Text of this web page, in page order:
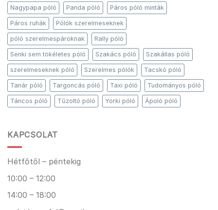
Nagypapa póló Panda póló Páros póló minták
Páros ruhák Pólók szerelmeseknek
póló szerelmespároknak Rally póló
Senki sem tökéletes póló Szakács póló Szakállas póló
szerelmeseknek póló Szerelmes pólók Tacskó póló
Tanár póló Targoncás póló Taxi póló Tudományos póló
Táncos póló Tűzoltó póló Yorki póló Ápoló póló
KAPCSOLAT
Hétfőtől – péntekig
10:00 – 12:00
14:00 – 18:00